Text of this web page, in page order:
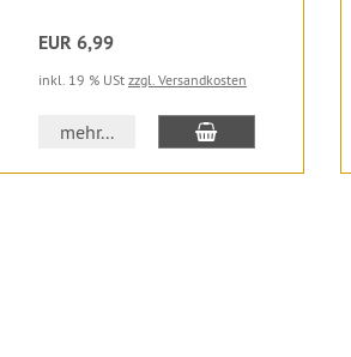
EUR 6,99
inkl. 19 % USt zzgl. Versandkosten
mehr... In den Warenkorb